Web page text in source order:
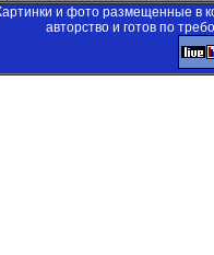
и фото размещенные в
авторство и готов по